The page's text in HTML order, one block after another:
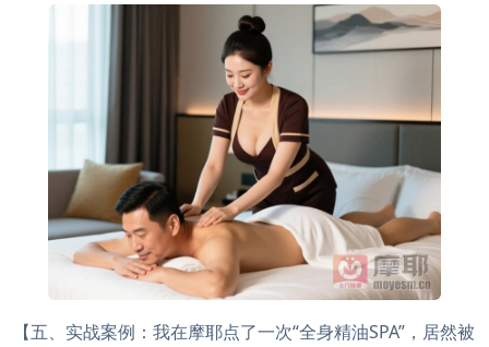
【五、实战案例：我在摩耶点了一次“全身精油SPA”，居然被